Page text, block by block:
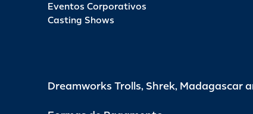
Eventos Corporativos
Casting Shows
Dreamworks Trolls, Shrek, Madagascar